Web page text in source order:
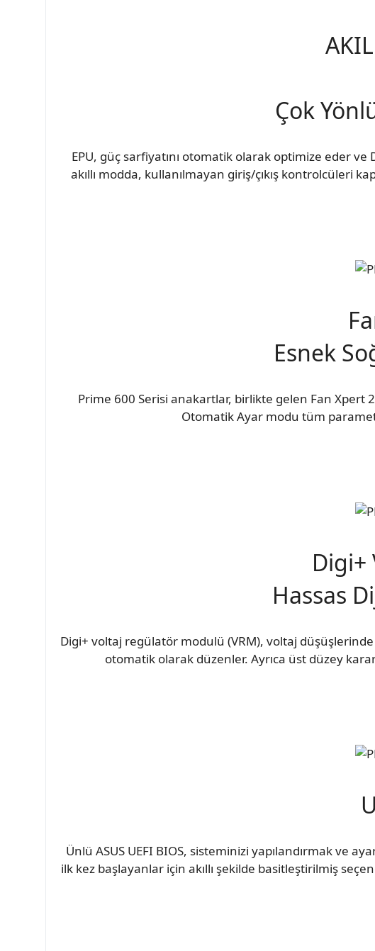
Çok
EPU, güç sarfiyatını otomatik olarak optimize eder
akıllı modda, kullanılmayan giriş/çıkış kontrolcüleri
Esnek
Prime 600 Serisi anakartlar, birlikte gelen Fan Xpert
Otomatik Ayar modu tüm
Digi+
Hassas
Digi+ voltaj regülatör modulü (VRM), voltaj
otomatik olarak düzenler. Ayrıca üst düzey
Ünlü ASUS UEFI BIOS, sisteminizi yapılandırmak ve
ilk kez başlayanlar için akıllı şekilde basitleştirilmiş